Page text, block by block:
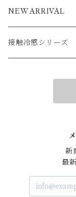
ブルゾン
アウター
ベスト
NEW ARRIVAL
接触冷感シリーズ
新
最